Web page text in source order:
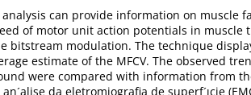
analysis can provide information on
of motor unit action potentials in
bitstream modulation. The technique
estimate of the MFCV. The observed
were compared with information from
da eletromiografia de superf´ıcie